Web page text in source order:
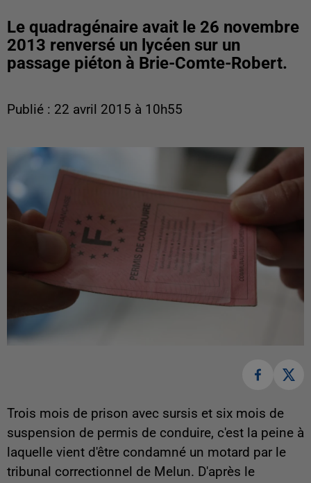
Le quadragénaire avait le 26 novembre
2013 renversé un lycéen sur un
passage piéton à Brie-Comte-Robert.
Publié : 22 avril 2015 à 10h55
Trois mois de prison avec sursis et six mois de
suspension de permis de conduire, c'est la peine à
laquelle vient d'être condamné un motard par le
tribunal correctionnel de Melun. D'après le